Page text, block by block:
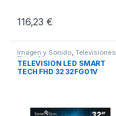
116,23€
Imagen y Sonido, Televisiones
TV de 32 pulgadas
TELEVISIÓN LED SMART
TECH FHD 32 32FG01V